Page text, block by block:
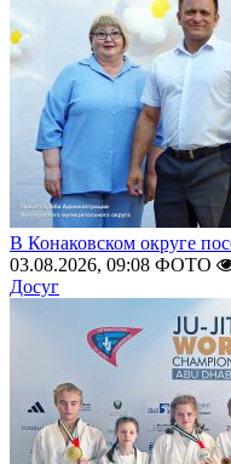
В Конаковском округе
03.08.2026, 09:08 ФОТО
Досуг